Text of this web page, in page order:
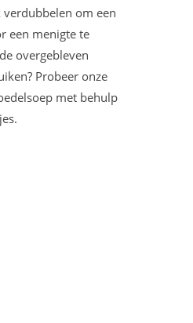
om een
een menigte te
overgebleven
Probeer onze
met behulp